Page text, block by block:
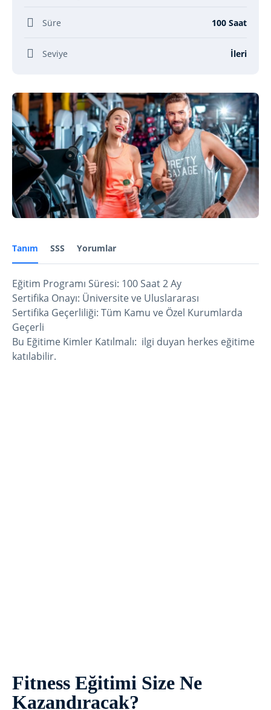
Süre 100 Saat
Seviye İleri
Tanım SSS Yorumlar
Eğitim Programı Süresi: 100 Saat 2 Ay
Sertifika Onayı: Üniversite ve Uluslararası
Sertifika Geçerliliği: Tüm Kamu ve Özel Kurumlarda
Geçerli
Bu Eğitime Kimler Katılmalı: ilgi duyan herkes eğitime
katılabilir.
Fitness Eğitimi Size Ne
Kazandıracak?